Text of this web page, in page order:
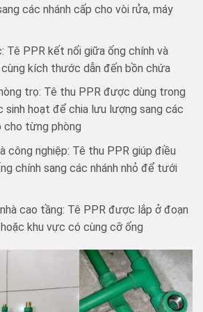
các nhánh cấp cho vòi rửa, máy
Tê PPR kết nối giữa ống chính và
kích thước dẫn đến bồn chứa
trọ: Tê thu PPR được dùng trong
sinh hoạt để chia lưu lượng sang các
cho từng phòng
công nghiệp: Tê thu PPR giúp điều
chính sang các nhánh nhỏ để tưới
cao tầng: Tê PPR được lắp ở đoạn
khu vực có cùng cỡ ống